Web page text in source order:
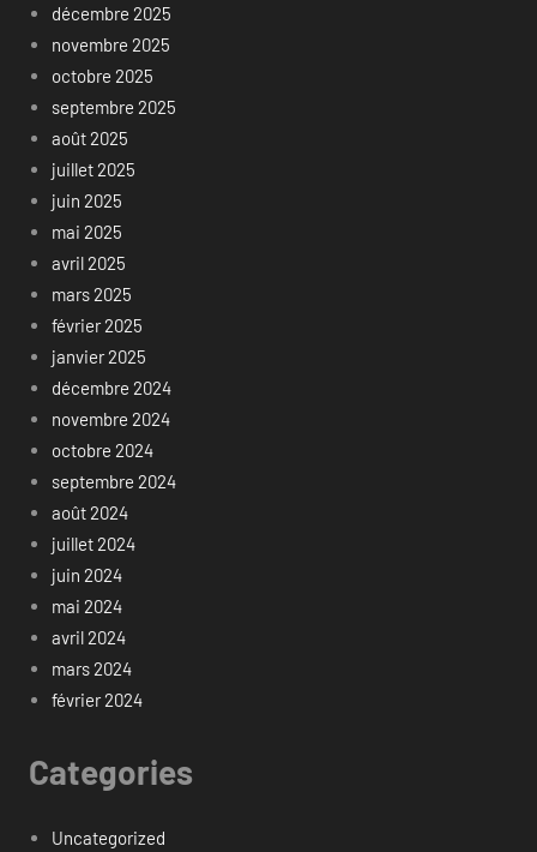
décembre 2025
novembre 2025
octobre 2025
septembre 2025
août 2025
juillet 2025
juin 2025
mai 2025
avril 2025
mars 2025
février 2025
janvier 2025
décembre 2024
novembre 2024
octobre 2024
septembre 2024
août 2024
juillet 2024
juin 2024
mai 2024
avril 2024
mars 2024
février 2024
Categories
Uncategorized